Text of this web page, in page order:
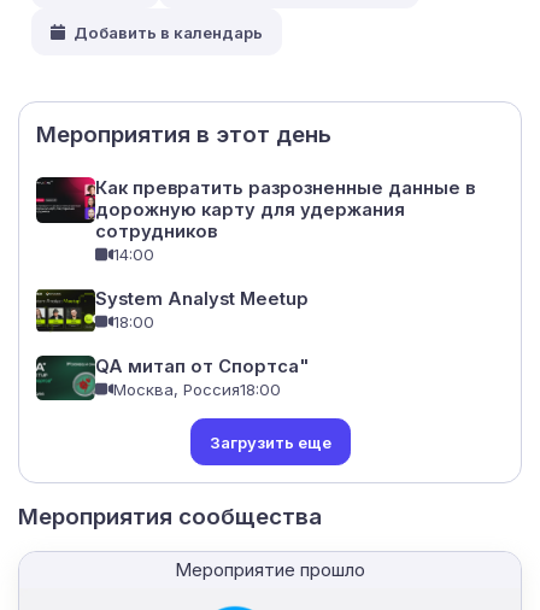
Мероприятия в этот день
Как превратить разрозненные данные в
дорожную карту для удержания
сотрудников
14:00
System Analyst Meetup
18:00
QA митап от Спортса"
Москва, Россия18:00
Загрузить еще
Добавить в календарь
Мероприятия сообщества
Мероприятие прошло